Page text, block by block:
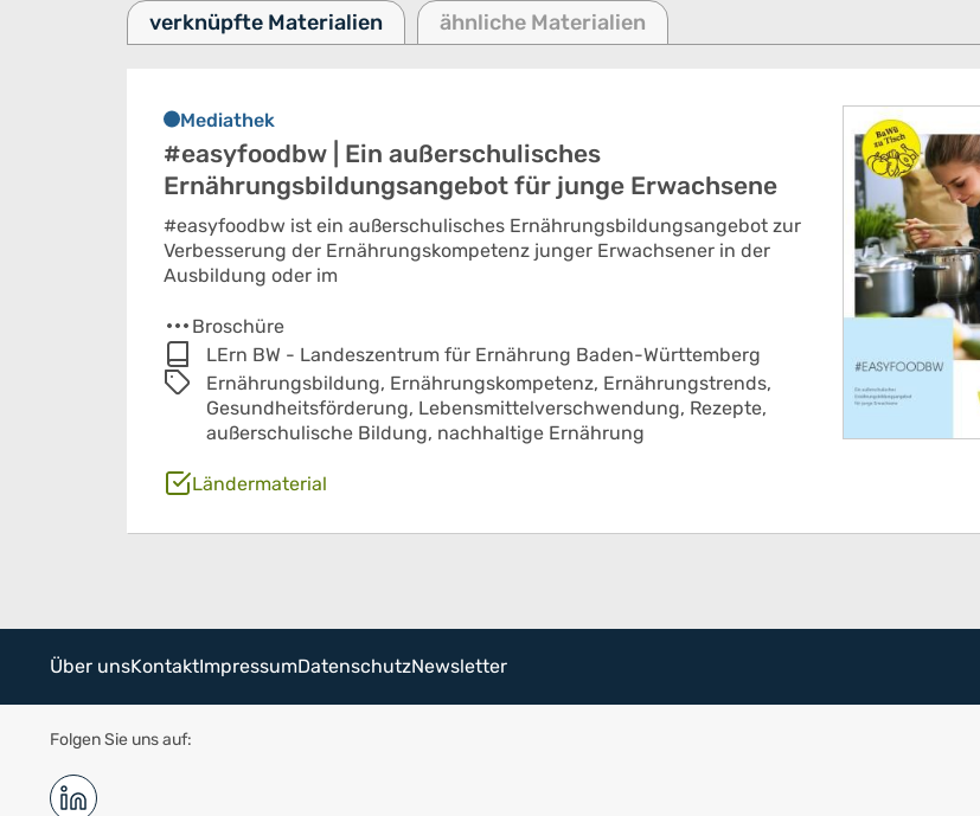
verknüpfte Materialien ähnliche Materialien
Mediathek
#easyfoodbw | Ein außerschulisches
Ernährungsbildungsangebot für junge Erwachsene
#easyfoodbw ist ein außerschulisches Ernährungsbildungsangebot zur
Verbesserung der Ernährungskompetenz junger Erwachsener in der
Ausbildung oder im
Broschüre
LErn BW - Landeszentrum für Ernährung Baden-Württemberg
Ernährungsbildung, Ernährungskompetenz, Ernährungstrends,
Gesundheitsförderung, Lebensmittelverschwendung, Rezepte,
außerschulische Bildung, nachhaltige Ernährung
Ländermaterial
Über unsKontaktImpressumDatenschutzNewsletter
Folgen Sie uns auf: